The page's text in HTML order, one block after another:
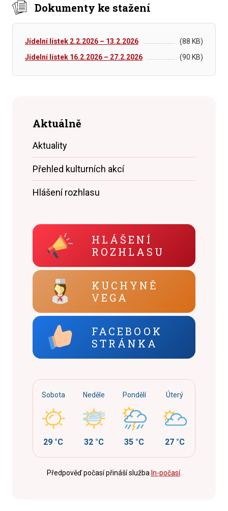
Dokumenty ke stažení
Jídelní lístek 2.2.2026 – 13.2.2026
(88 KB)
Jídelní lístek 16.2.2026 – 27.2.2026
(90 KB)
Aktuálně
Aktuality
Přehled kulturních akcí
Hlášení rozhlasu
HLÁŠENÍ
ROZHLASU
KUCHYNĚ
VEGA
FACEBOOK
STRÁNKA
Sobota
29 °C
Neděle
32 °C
Pondělí
35 °C
Úterý
27 °C
Předpověď počasí přináší služba In-počasí.